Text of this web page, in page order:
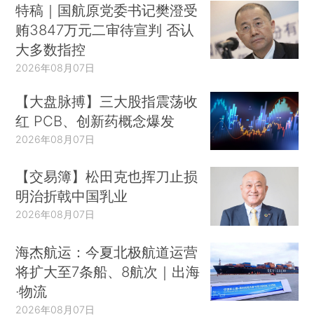
特稿｜国航原党委书记樊澄受
贿3847万元二审待宣判 否认
大多数指控
2026年08月07日
【大盘脉搏】三大股指震荡收
红 PCB、创新药概念爆发
2026年08月07日
【交易簿】松田克也挥刀止损
明治折戟中国乳业
2026年08月07日
海杰航运：今夏北极航道运营
将扩大至7条船、8航次｜出海
·物流
2026年08月07日